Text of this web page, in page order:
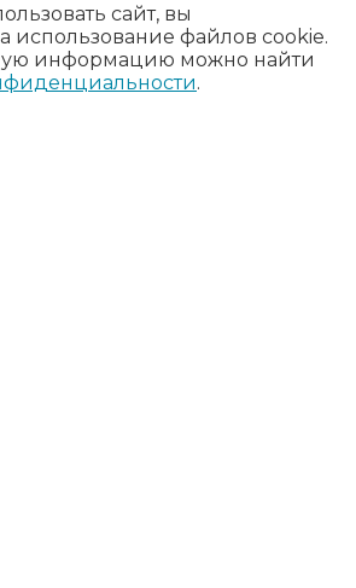
сайт, вы
использование файлов cookie.
информацию можно найти
.